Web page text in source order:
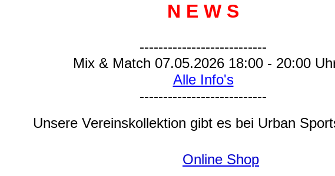
N E W S
---------------------------
Mix & Match 07.05.2026 18:00 - 20:00
Alle Info's
---------------------------
Unsere Vereinskollektion gibt es bei Urban
Online Shop